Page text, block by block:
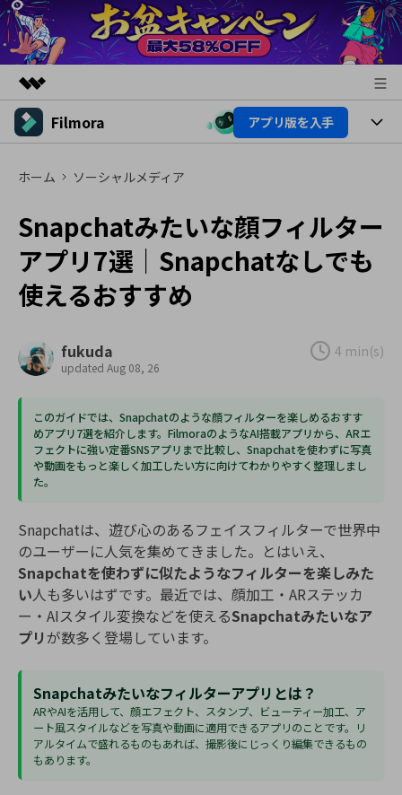
製品
ユーティリティ
法人・教育・パートナー
ソリューション
プラン＆価格
サポート
Filmora アプリ版を入手
製品
製品機能
AI機能
AI機能
AIヒント
活用法
Filmoraのユーザー層
動画編集関連知識
動画編集のコツ
サポート
サポート
カスタマーサポート
ブランド紹介
購入する ログイン
ホーム ソーシャルメディア
Snapchatみたいな顔フィルター
アプリ7選｜Snapchatなしでも
使えるおすすめ
fukuda
updated Aug 08, 26
4 min(s)
このガイドでは、Snapchatのような顔フィルターを楽しめるおすす
めアプリ7選を紹介します。FilmoraのようなAI搭載アプリから、ARエ
フェクトに強い定番SNSアプリまで比較し、Snapchatを使わずに写真
や動画をもっと楽しく加工したい方に向けてわかりやすく整理しまし
た。
Snapchatは、遊び心のあるフェイスフィルターで世界中
のユーザーに人気を集めてきました。とはいえ、
Snapchatを使わずに似たようなフィルターを楽しみた
い人も多いはずです。最近では、顔加工・ARステッカ
ー・AIスタイル変換などを使えるSnapchatみたいなア
プリが数多く登場しています。
Snapchatみたいなフィルターアプリとは？
ARやAIを活用して、顔エフェクト、スタンプ、ビューティー加工、ア
ート風スタイルなどを写真や動画に適用できるアプリのことです。リ
アルタイムで盛れるものもあれば、撮影後にじっくり編集できるもの
もあります。